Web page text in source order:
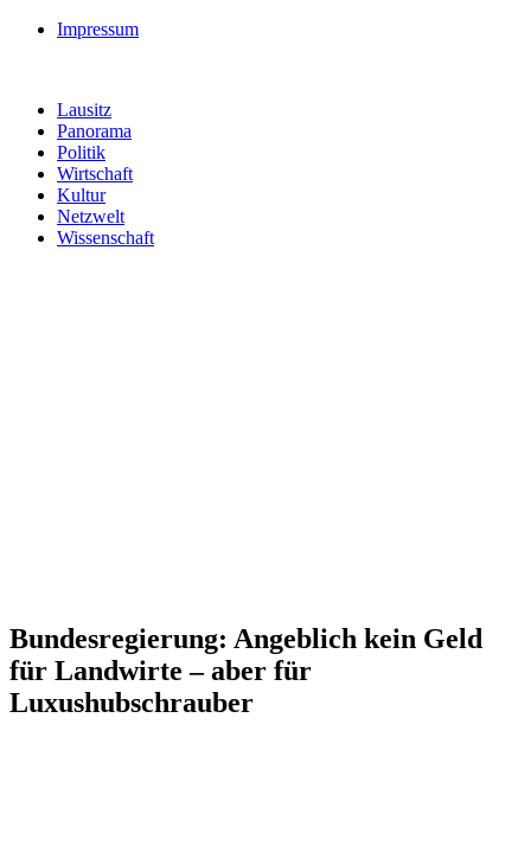
Impressum
Lausitz
Panorama
Politik
Wirtschaft
Kultur
Netzwelt
Wissenschaft
Bundesregierung: Angeblich kein Geld
für Landwirte – aber für
Luxushubschrauber